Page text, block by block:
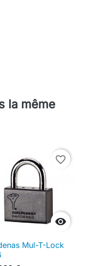
la même

favorite_border
Mul-T-Lock